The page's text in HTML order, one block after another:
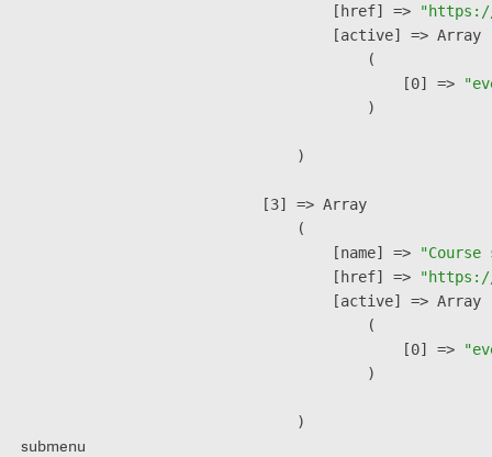
submenu
            [href] =>
            [active] => Array
                (
                    [0] =>
                )
        )
    [3] => Array
        (
            [name] =>
            [href] =>
            [active] => Array
                (
                    [0] =>
                )
        )